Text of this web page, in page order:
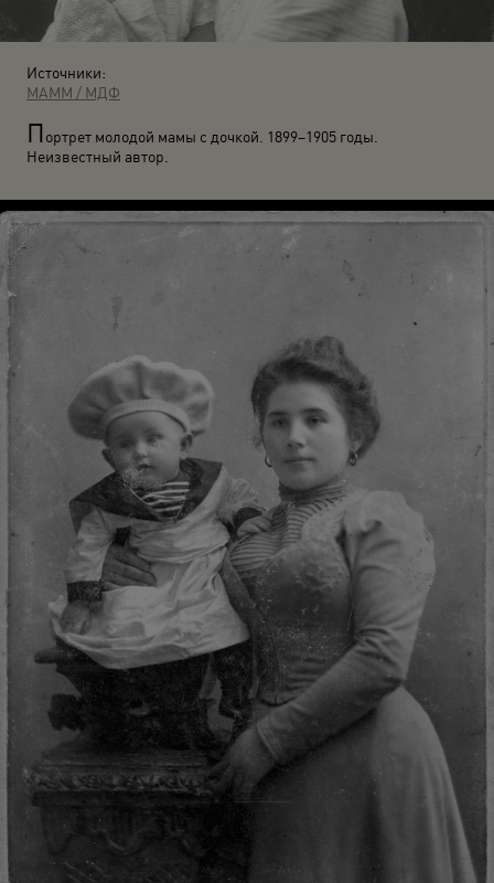
Источники:
МАММ / МДФ
Портрет молодой мамы с дочкой. 1899–1905 годы.
Неизвестный автор.